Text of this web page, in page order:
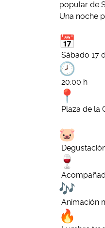
popular de
Una noche
Sábado 17
20:00 h
Plaza de la
Animación